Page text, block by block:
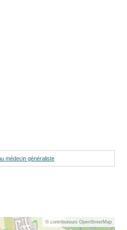
médecin généraliste
© contributeurs OpenStreetMap